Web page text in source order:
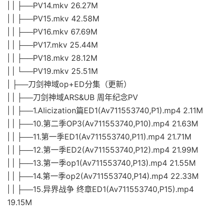
| | ├──PV14.mkv 26.27M
| | ├──PV15.mkv 42.58M
| | ├──PV16.mkv 67.69M
| | ├──PV17.mkv 25.44M
| | ├──PV18.mkv 28.12M
| | └──PV19.mkv 25.51M
| ├──刀剑神域op+ED分集（更新）
| | ├──刀剑神域ARS&UB 周年纪念PV
| | ├──1.Alicization篇ED1(Av711553740,P1).mp4 2.11M
| | ├──10.第二季OP3(Av711553740,P10).mp4 21.63M
| | ├──11.第一季ED1(Av711553740,P11).mp4 21.71M
| | ├──12.第一季ED2(Av711553740,P12).mp4 21.99M
| | ├──13.第一季op1(Av711553740,P13).mp4 21.55M
| | ├──14.第一季op2(Av711553740,P14).mp4 22.33M
| | ├──15.异界战争 终章ED1(Av711553740,P15).mp4
19.15M